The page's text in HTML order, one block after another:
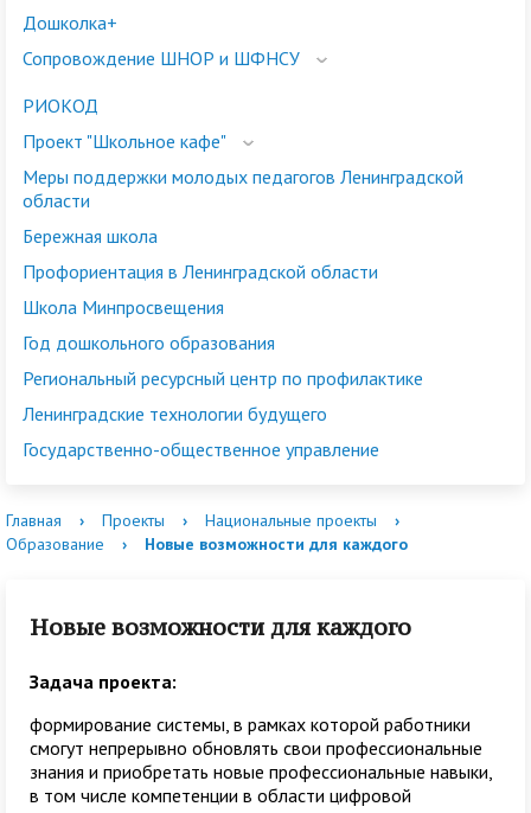
Дошколка+
Сопровождение ШНОР и ШФНСУ
РИОКОД
Проект "Школьное кафе"
Меры поддержки молодых педагогов Ленинградской
области
Бережная школа
Профориентация в Ленинградской области
Школа Минпросвещения
Год дошкольного образования
Региональный ресурсный центр по профилактике
Ленинградские технологии будущего
Государственно-общественное управление
Главная › Проекты › Национальные проекты
›
Образование
› Новые возможности для каждого
Новые возможности для каждого
Задача проекта:
формирование системы, в рамках которой работники
смогут непрерывно обновлять свои профессиональные
знания и приобретать новые профессиональные навыки,
в том числе компетенции в области цифровой